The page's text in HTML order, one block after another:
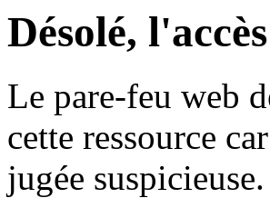
Désolé,
Le pare-feu web
cette ressource
jugée suspicieuse.